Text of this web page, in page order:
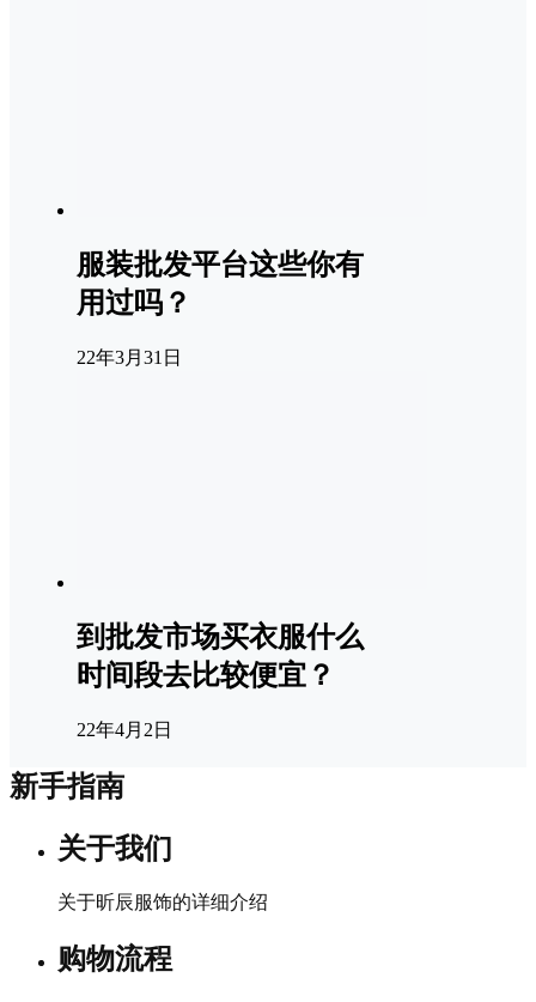
服装批发平台这些你有
用过吗？
22年3月31日
到批发市场买衣服什么
时间段去比较便宜？
22年4月2日
新手指南
关于我们
关于昕辰服饰的详细介绍
购物流程